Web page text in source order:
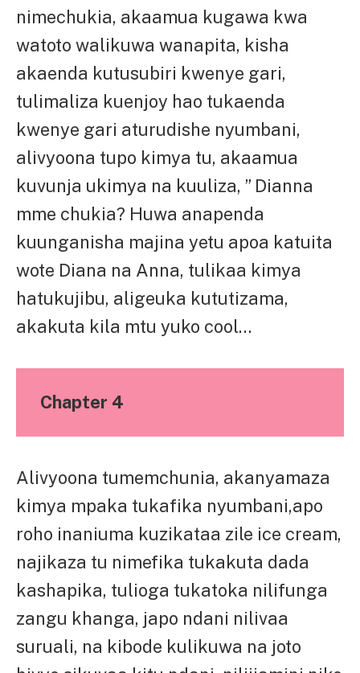
nimechukia, akaamua kugawa kwa
watoto walikuwa wanapita, kisha
akaenda kutusubiri kwenye gari,
tulimaliza kuenjoy hao tukaenda
kwenye gari aturudishe nyumbani,
alivyoona tupo kimya tu, akaamua
kuvunja ukimya na kuuliza, ” Dianna
mme chukia? Huwa anapenda
kuunganisha majina yetu apoa katuita
wote Diana na Anna, tulikaa kimya
hatukujibu, aligeuka kututizama,
akakuta kila mtu yuko cool…
Chapter 4
Alivyoona tumemchunia, akanyamaza
kimya mpaka tukafika nyumbani,apo
roho inaniuma kuzikataa zile ice cream,
najikaza tu nimefika tukakuta dada
kashapika, tulioga tukatoka nilifunga
zangu khanga, japo ndani nilivaa
suruali, na kibode kulikuwa na joto